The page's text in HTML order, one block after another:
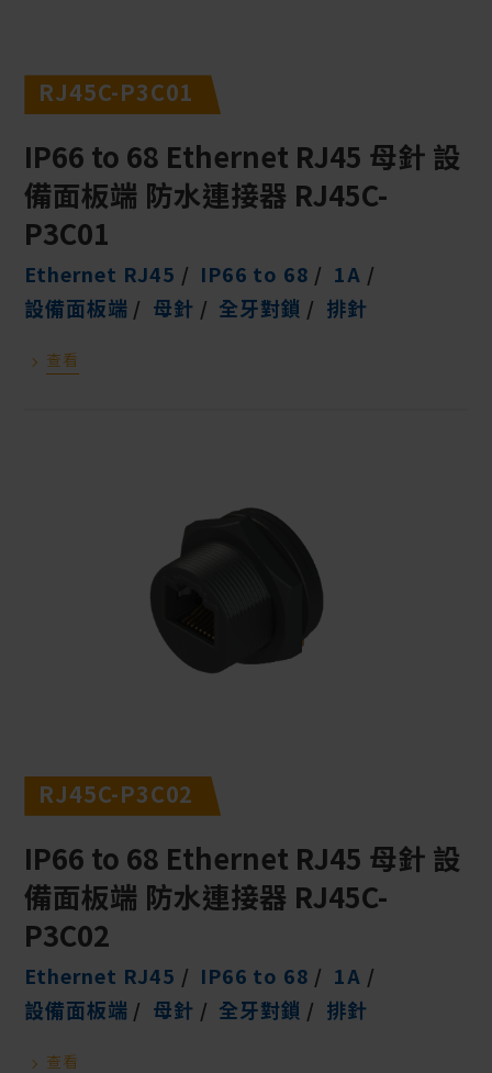
RJ45C-P3C01
IP66 to 68 Ethernet RJ45 母針 設
備面板端 防水連接器 RJ45C-
P3C01
Ethernet RJ45 IP66 to 68
1A
設備面板端
母針 全牙對鎖 排針
查看
RJ45C-P3C02
IP66 to 68 Ethernet RJ45 母針 設
備面板端 防水連接器 RJ45C-
P3C02
Ethernet RJ45 IP66 to 68
1A
設備面板端
母針 全牙對鎖 排針
查看